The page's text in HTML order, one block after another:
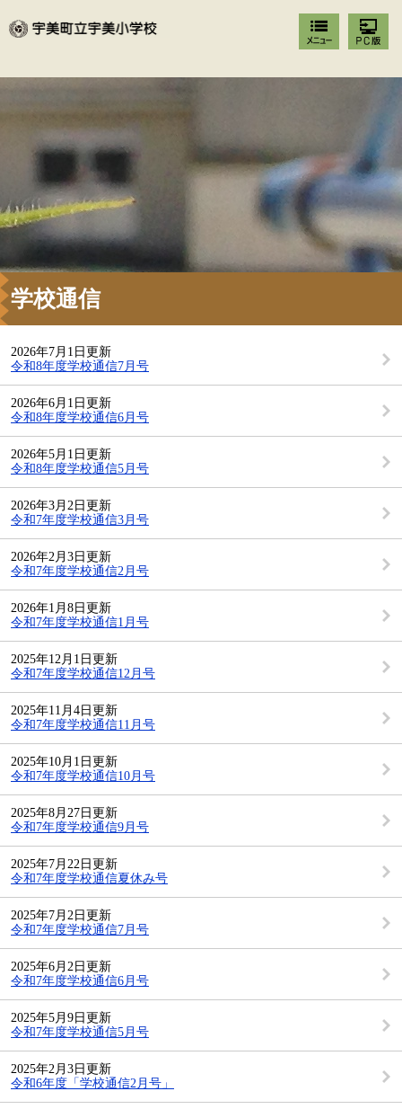
学校通信
2026年7月1日更新
令和8年度学校通信7月号
2026年6月1日更新
令和8年度学校通信6月号
2026年5月1日更新
令和8年度学校通信5月号
2026年3月2日更新
令和7年度学校通信3月号
2026年2月3日更新
令和7年度学校通信2月号
2026年1月8日更新
令和7年度学校通信1月号
2025年12月1日更新
令和7年度学校通信12月号
2025年11月4日更新
令和7年度学校通信11月号
2025年10月1日更新
令和7年度学校通信10月号
2025年8月27日更新
令和7年度学校通信9月号
2025年7月22日更新
令和7年度学校通信夏休み号
2025年7月2日更新
令和7年度学校通信7月号
2025年6月2日更新
令和7年度学校通信6月号
2025年5月9日更新
令和7年度学校通信5月号
2025年2月3日更新
令和6年度「学校通信2月号」